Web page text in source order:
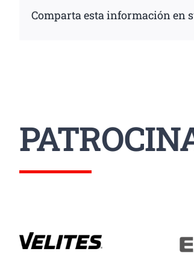
Comparta esta información en